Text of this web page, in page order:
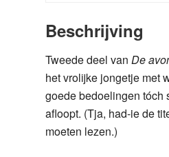
Beschrijving
Tweede deel van De
het vrolijke jongetje met
goede bedoelingen tóch
afloopt. (Tja, had-ie de
moeten lezen.)